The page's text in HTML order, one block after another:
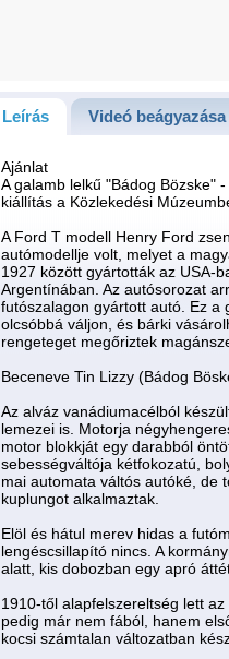
Leírás Videó beágyazása
Ajánlat
A galamb lelkű "Bádog Bözske"
kiállítás a Közlekedési
A Ford T modell Henry Ford
autómodellje volt, melyet a
1927 között gyártották az USA-
Argentínában. Az autósorozat
futószalagon gyártott autó. Ez a
olcsóbbá váljon, és bárki
rengeteget megőriztek
Beceneve Tin Lizzy (Bádog
Az alváz vanádiumacélból
lemezei is. Motorja
motor blokkját egy darabból
sebességváltója kétfokozatú,
mai automata váltós autóké, de
kuplungot alkalmaztak.
Elöl és hátul merev hidas a
lengéscsillapító nincs. A
alatt, kis dobozban egy apró
1910-től alapfelszereltség lett
pedig már nem fából, hanem
kocsi számtalan változatban